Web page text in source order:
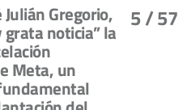
5/ 57
Gregorio,
noticia” la
Meta, un